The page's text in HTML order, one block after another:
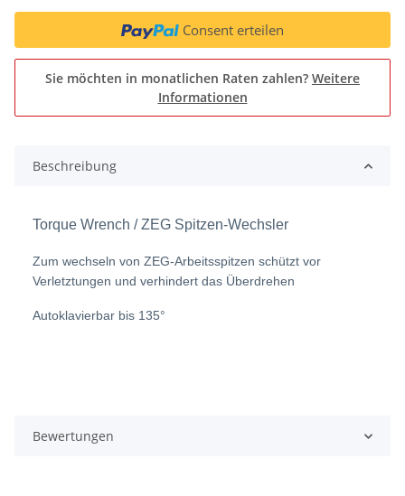
Consent erteilen
Sie möchten in monatlichen Raten zahlen? Weitere
Informationen
Beschreibung
Torque Wrench / ZEG Spitzen-Wechsler
Zum wechseln von ZEG-Arbeitsspitzen schützt vor
Verletztungen und verhindert das Überdrehen
Autoklavierbar bis 135°
Bewertungen